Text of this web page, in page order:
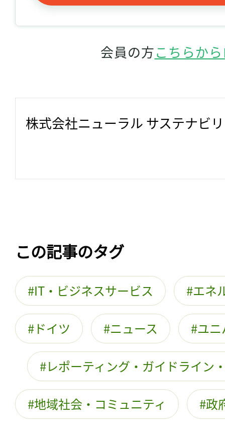
会員の方こちらか
株式会社ニューラル サステナビ
この記事のタグ
IT・ビジネスサービス エネ
ドイツ ニュース ユ
レポーティング・ガイドライン
地域社会・コミュニティ 政